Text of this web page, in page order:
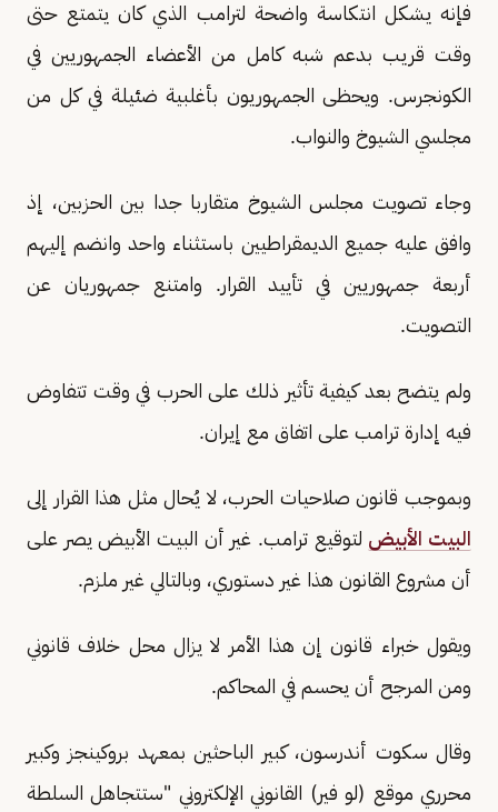
فإنه يشكل انتكاسة واضحة لترامب الذي كان يتمتع حتى
وقت قريب بدعم شبه كامل من الأعضاء الجمهوريين في
الكونجرس. ويحظى الجمهوريون بأغلبية ضئيلة في كل من
مجلسي الشيوخ والنواب.
وجاء تصويت مجلس الشيوخ متقاربا جدا بين الحزبين، إذ
وافق عليه جميع الديمقراطيين باستثناء واحد وانضم إليهم
أربعة جمهوريين في تأييد القرار. وامتنع جمهوريان عن
التصويت.
ولم يتضح بعد كيفية تأثير ذلك على الحرب في وقت تتفاوض
فيه إدارة ترامب على اتفاق مع إيران.
وبموجب قانون صلاحيات الحرب، لا يُحال مثل هذا القرار إلى
البيت الأبيض لتوقيع ترامب. غير أن البيت الأبيض يصر على
أن مشروع القانون هذا غير دستوري، وبالتالي غير ملزم.
ويقول خبراء قانون إن هذا الأمر لا يزال محل خلاف قانوني
ومن المرجح أن يحسم في المحاكم.
وقال سكوت أندرسون، كبير الباحثين بمعهد بروكينجز وكبير
محرري موقع (لو فير) القانوني الإلكتروني "ستتجاهل السلطة